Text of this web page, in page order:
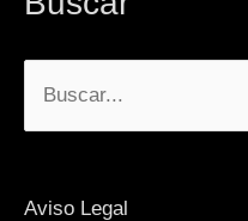
Buscar
Aviso Legal